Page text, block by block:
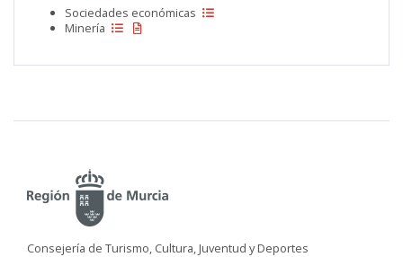
Sociedades económicas
Minería
Consejería de Turismo, Cultura, Juventud y Deportes